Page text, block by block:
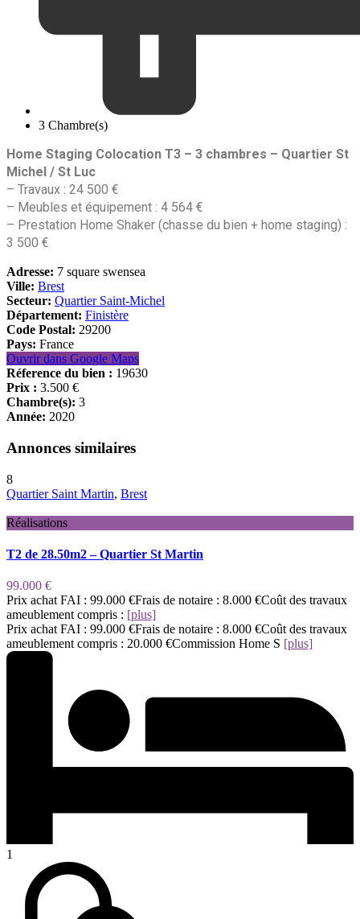
3 Chambre(s)
Home Staging Colocation T3 – 3 chambres – Quartier St
Michel / St Luc
– Travaux : 24 500 €
– Meubles et équipement : 4 564 €
– Prestation Home Shaker (chasse du bien + home staging) :
3 500 €
Adresse: 7 square swensea
Ville: Brest
Secteur: Quartier Saint-Michel
Département: Finistère
Code Postal: 29200
Pays: France
Ouvrir dans Google Maps
Réference du bien : 19630
Prix : 3.500 €
Chambre(s): 3
Année: 2020
Annonces similaires
8
Quartier Saint Martin, Brest
Réalisations
T2 de 28.50m2 – Quartier St Martin
99.000 €
Prix achat FAI : 99.000 €Frais de notaire : 8.000 €Coût des travaux
ameublement compris : [plus]
Prix achat FAI : 99.000 €Frais de notaire : 8.000 €Coût des travaux
ameublement compris : 20.000 €Commission Home S [plus]
1